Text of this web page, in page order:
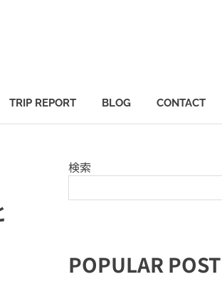
TRIP REPORT BLOG CONTACT
検索
POPULAR POST